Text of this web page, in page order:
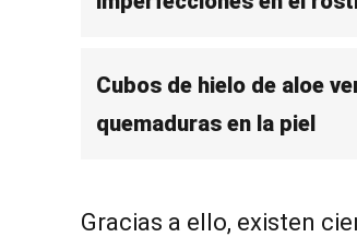
Cubos de hielo de aloe
quemaduras en la piel
Gracias a ello, existen